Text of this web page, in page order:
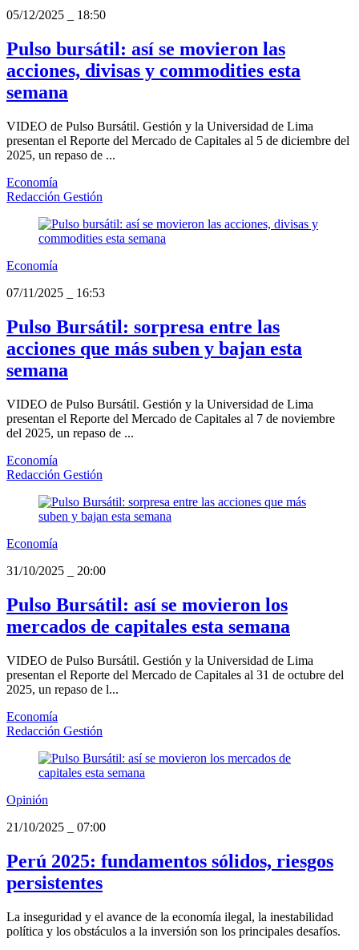
05/12/2025
18:50
Pulso bursátil: así se movieron las
acciones, divisas y commodities esta
semana
VIDEO de Pulso Bursátil. Gestión y la Universidad de Lima
presentan el Reporte del Mercado de Capitales al 5 de diciembre del
2025, un repaso de ...
Economía
Redacción Gestión
Economía
07/11/2025
16:53
Pulso Bursátil: sorpresa entre las
acciones que más suben y bajan esta
semana
VIDEO de Pulso Bursátil. Gestión y la Universidad de Lima
presentan el Reporte del Mercado de Capitales al 7 de noviembre
del 2025, un repaso de ...
Economía
Redacción Gestión
Economía
31/10/2025
20:00
Pulso Bursátil: así se movieron los
mercados de capitales esta semana
VIDEO de Pulso Bursátil. Gestión y la Universidad de Lima
presentan el Reporte del Mercado de Capitales al 31 de octubre del
2025, un repaso de l...
Economía
Redacción Gestión
Opinión
21/10/2025
07:00
Perú 2025: fundamentos sólidos, riesgos
persistentes
La inseguridad y el avance de la economía ilegal, la inestabilidad
política y los obstáculos a la inversión son los principales desafíos.